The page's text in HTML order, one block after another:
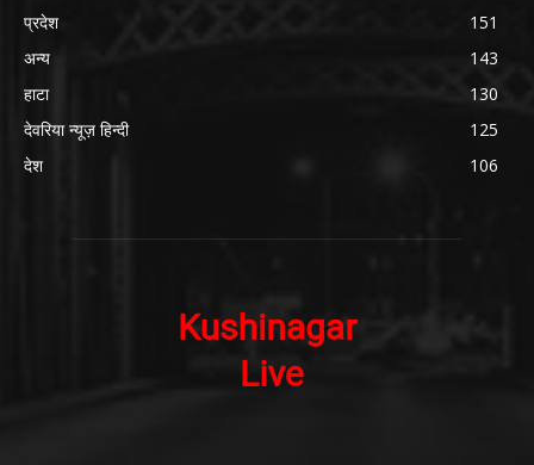
प्रदेश
151
अन्य
143
हाटा
130
देवरिया न्यूज़ हिन्दी
125
देश
106